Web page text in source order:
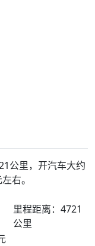
公里，开汽车大约
右。
里程距离：4721
公里